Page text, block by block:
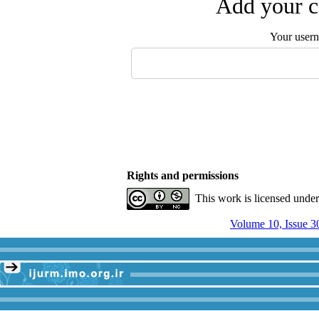
Add your
Your
Rights and permissions
This work is licensed
Volume 10, Issue